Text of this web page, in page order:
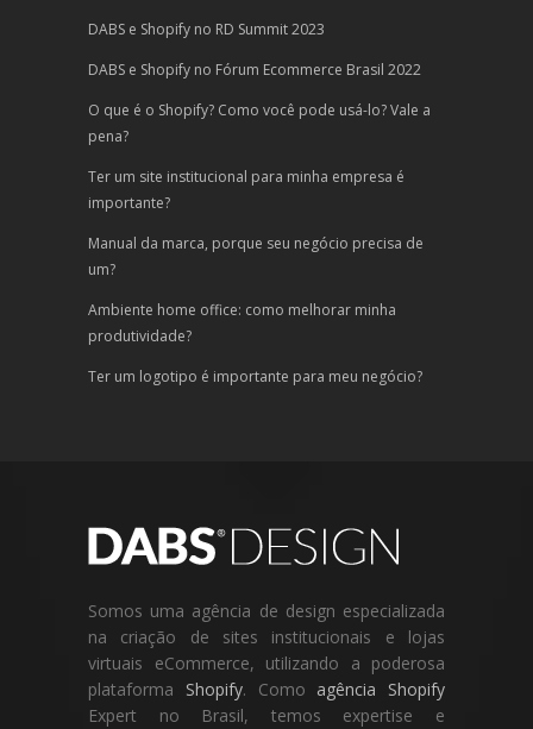
DABS e Shopify no RD Summit 2023
DABS e Shopify no Fórum Ecommerce Brasil 2022
O que é o Shopify? Como você pode usá-lo? Vale a
pena?
Ter um site institucional para minha empresa é
importante?
Manual da marca, porque seu negócio precisa de
um?
Ambiente home office: como melhorar minha
produtividade?
Ter um logotipo é importante para meu negócio?
Somos uma agência de design especializada
na criação de sites institucionais e lojas
virtuais eCommerce, utilizando a poderosa
plataforma Shopify. Como agência Shopify
Expert no Brasil, temos expertise e